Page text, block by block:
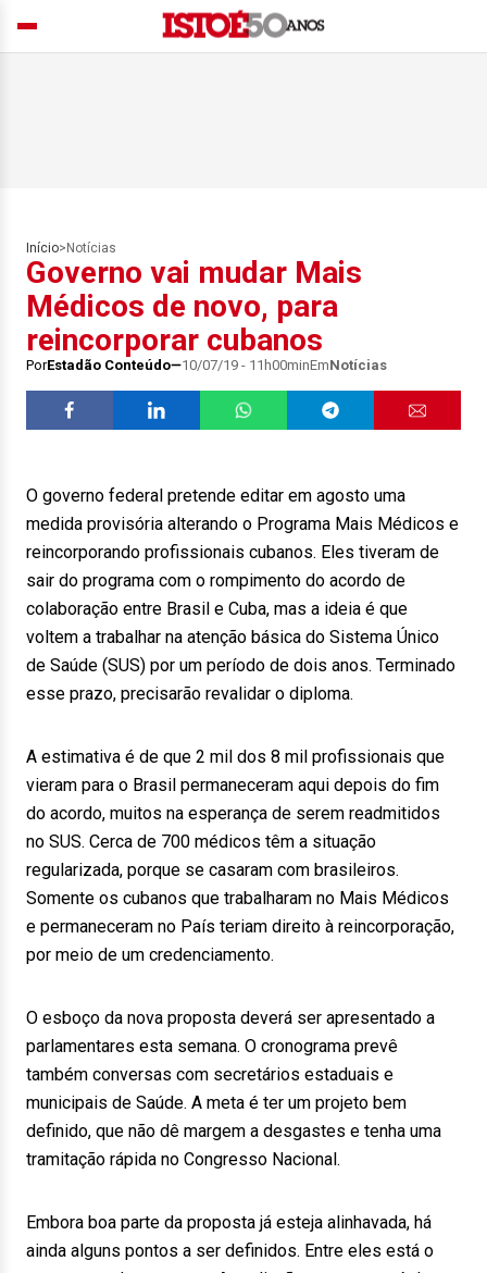
Início> Notícias
Governo vai mudar Mais
Médicos de novo, para
reincorporar cubanos
PorEstadão Conteúdo 10/07/19 - 11h00minEmNotícias
O governo federal pretende editar em agosto uma
medida provisória alterando o Programa Mais Médicos e
reincorporando profissionais cubanos. Eles tiveram de
sair do programa com o rompimento do acordo de
colaboração entre Brasil e Cuba, mas a ideia é que
voltem a trabalhar na atenção básica do Sistema Único
de Saúde (SUS) por um período de dois anos. Terminado
esse prazo, precisarão revalidar o diploma.
A estimativa é de que 2 mil dos 8 mil profissionais que
vieram para o Brasil permaneceram aqui depois do fim
do acordo, muitos na esperança de serem readmitidos
no SUS. Cerca de 700 médicos têm a situação
regularizada, porque se casaram com brasileiros.
Somente os cubanos que trabalharam no Mais Médicos
e permaneceram no País teriam direito à reincorporação,
por meio de um credenciamento.
O esboço da nova proposta deverá ser apresentado a
parlamentares esta semana. O cronograma prevê
também conversas com secretários estaduais e
municipais de Saúde. A meta é ter um projeto bem
definido, que não dê margem a desgastes e tenha uma
tramitação rápida no Congresso Nacional.
Embora boa parte da proposta já esteja alinhavada, há
ainda alguns pontos a ser definidos. Entre eles está o